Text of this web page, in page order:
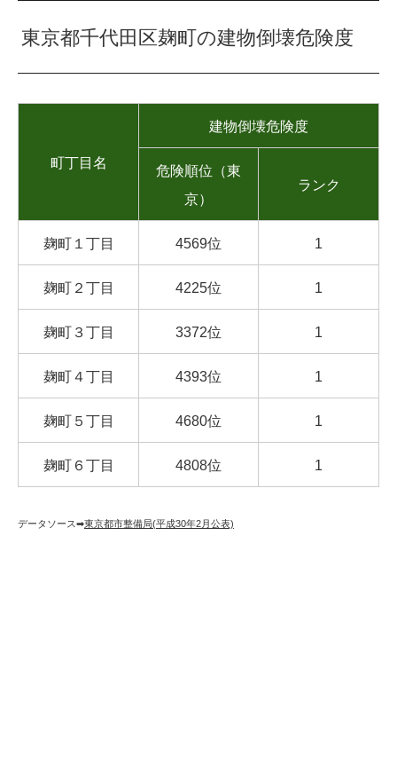
東京都千代田区麹町の建物倒壊危険度
町丁目名
建物倒壊危険度
危険順位（東
京）
ランク
麹町１丁目 4569位 1
麹町２丁目 4225位 1
麹町３丁目 3372位 1
麹町４丁目 4393位 1
麹町５丁目 4680位 1
麹町６丁目 4808位 1
データソース➡︎東京都市整備局(平成30年2月公表)